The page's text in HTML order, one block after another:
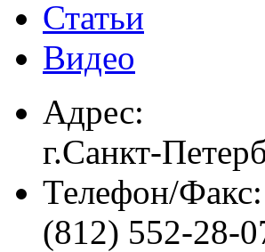
Статьи
Видео
Адрес:
г.Санкт-
Телефон/Факс:
(812) 552-28-